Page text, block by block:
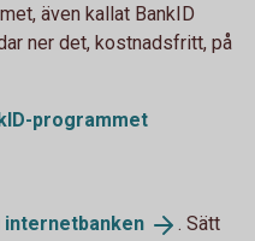
även kallat BankID
ner det, kostnadsfritt, på
programmet
internetbanken
. Sätt